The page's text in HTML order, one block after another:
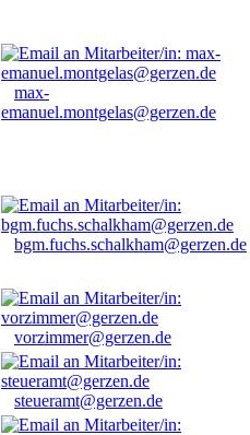
max-
emanuel.montgelas@gerzen.de
bgm.fuchs.schalkham@gerzen.de
vorzimmer@gerzen.de
steueramt@gerzen.de